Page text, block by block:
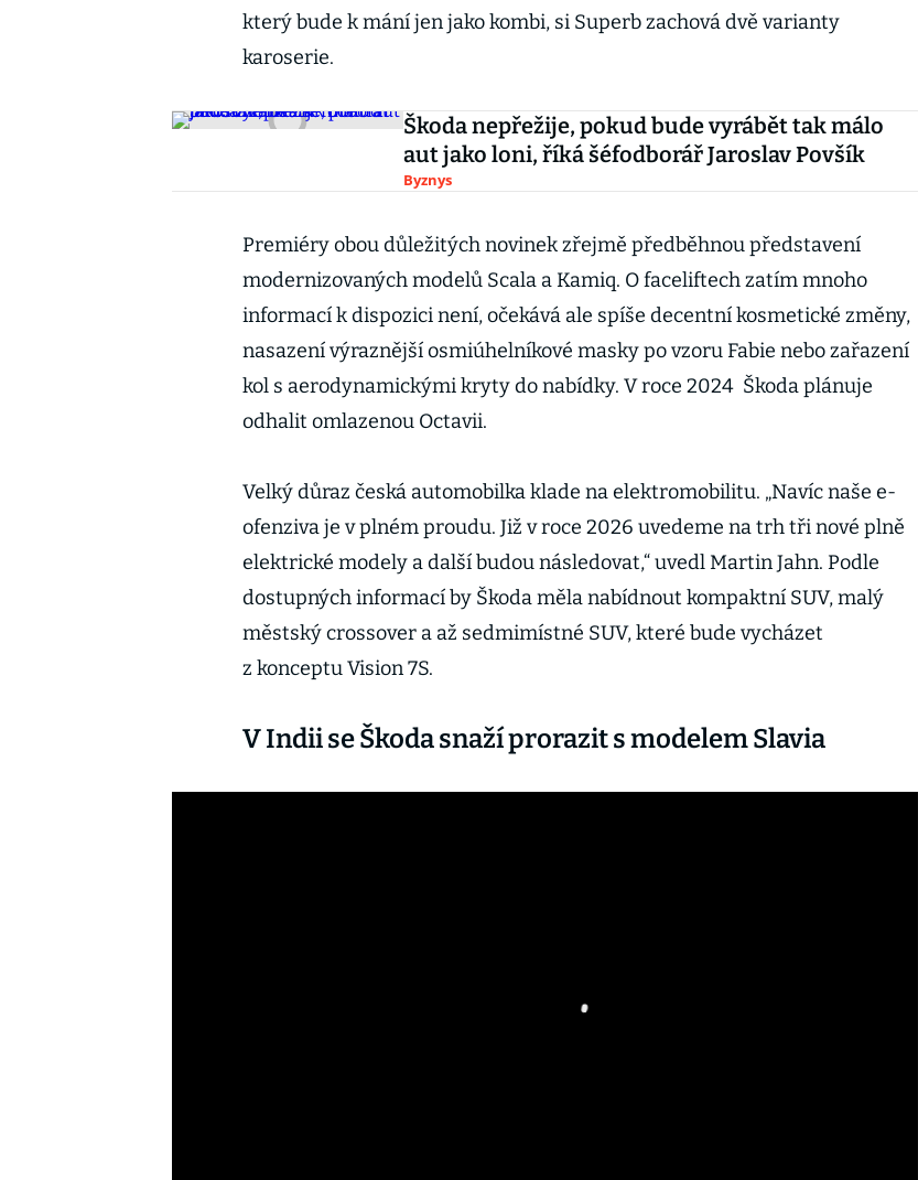
který bude k mání jen jako kombi, si Superb zachová dvě varianty
karoserie.
Škoda nepřežije, pokud bude vyrábět tak málo
aut jako loni, říká šéfodborář Jaroslav Povšík
Byznys
Premiéry obou důležitých novinek zřejmě předběhnou představení
modernizovaných modelů Scala a Kamiq. O faceliftech zatím mnoho
informací k dispozici není, očekává ale spíše decentní kosmetické změny,
nasazení výraznější osmiúhelníkové masky po vzoru Fabie nebo zařazení
kol s aerodynamickými kryty do nabídky. V roce 2024 Škoda plánuje
odhalit omlazenou Octavii.
Velký důraz česká automobilka klade na elektromobilitu. „Navíc naše e-
ofenziva je v plném proudu. Již v roce 2026 uvedeme na trh tři nové plně
elektrické modely a další budou následovat,“ uvedl Martin Jahn. Podle
dostupných informací by Škoda měla nabídnout kompaktní SUV, malý
městský crossover a až sedmimístné SUV, které bude vycházet
z konceptu Vision 7S.
V Indii se Škoda snaží prorazit s modelem Slavia